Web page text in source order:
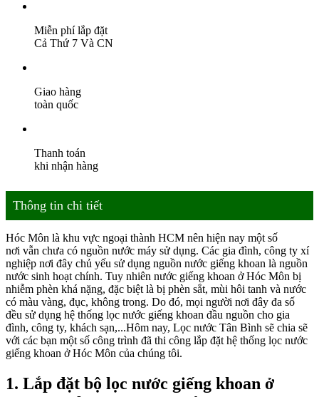
Miễn phí lắp đặt
Cả Thứ 7 Và CN
Giao hàng
toàn quốc
Thanh toán
khi nhận hàng
Thông tin chi tiết
Hóc Môn là khu vực ngoại thành HCM nên hiện nay một số
nơi vẫn chưa có nguồn nước máy sử dụng. Các gia đình, công ty xí
nghiệp nơi đây chủ yếu sử dụng nguồn nước giếng khoan là nguồn
nước sinh hoạt chính. Tuy nhiên nước giếng khoan ở Hóc Môn bị
nhiễm phèn khá nặng, đặc biệt là bị phèn sắt, mùi hôi tanh và nước
có màu vàng, đục, không trong. Do đó, mọi người nơi đây đa số
đều sử dụng hệ thống lọc nước giếng khoan đầu nguồn cho gia
đình, công ty, khách sạn,...Hôm nay, Lọc nước Tân Bình sẽ chia sẽ
với các bạn một số công trình đã thi công lắp đặt hệ thống lọc nước
giếng khoan ở Hóc Môn của chúng tôi.
1. Lắp đặt bộ lọc nước giếng khoan ở